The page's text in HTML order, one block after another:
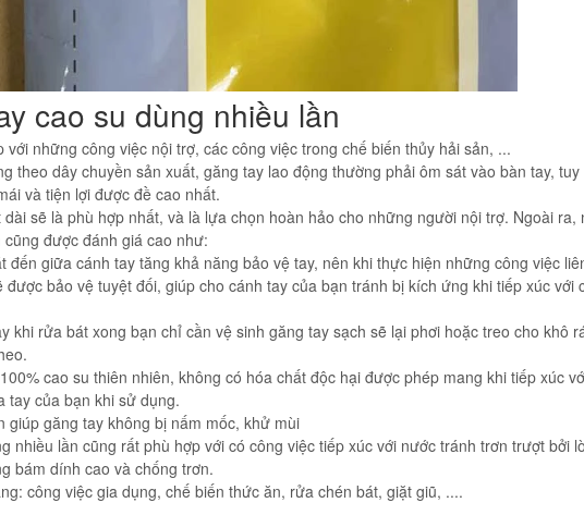
cao su dùng nhiều lần
những công việc nội trợ, các công việc trong chế biến thủy hải sản, ...
theo dây chuyền sản xuất, găng tay lao động thường phải ôm sát vào bàn tay, tuy
và tiện lợi được đề cao nhất.
sẽ là phù hợp nhất, và là lựa chọn hoàn hảo cho những người nội trợ. Ngoài ra,
cũng được đánh giá cao như:
giữa cánh tay tăng khả năng bảo vệ tay, nên khi thực hiện những công việc liên
bảo vệ tuyệt đối, giúp cho cánh tay của bạn tránh bị kích ứng khi tiếp xúc với
khi rửa bát xong bạn chỉ cần vệ sinh găng tay sạch sẽ lại phơi hoặc treo cho khô
cao su thiên nhiên, không có hóa chất độc hại được phép mang khi tiếp xúc với
tay của bạn khi sử dụng.
găng tay không bị nấm mốc, khử mùi
nhiều lần cũng rất phù hợp với có công việc tiếp xúc với nước tránh trơn trượt bởi
bám dính cao và chống trơn.
công việc gia dụng, chế biến thức ăn, rửa chén bát, giặt giũ, ....